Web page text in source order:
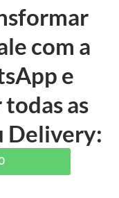
com a
e
as
Delivery: